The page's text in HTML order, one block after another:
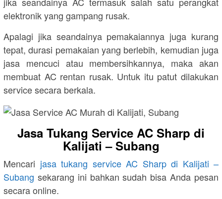
elektronik yang gampang rusak.
Apalagi jika seandainya pemakaiannya juga kurang
tepat, durasi pemakaian yang berlebih, kemudian juga
jasa mencuci atau membersihkannya, maka akan
membuat AC rentan rusak. Untuk itu patut dilakukan
service secara berkala.
Jasa Tukang Service AC Sharp di
Kalijati – Subang
Mencari jasa tukang service AC Sharp di Kalijati –
Subang sekarang ini bahkan sudah bisa Anda pesan
secara online.